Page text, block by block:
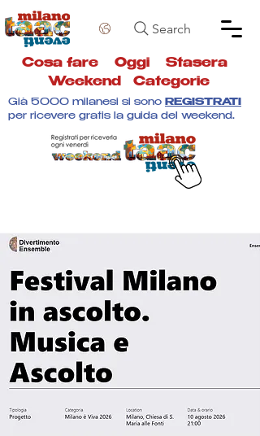
Search
Cosa fare Oggi Stasera
Weekend
Categorie
Già 5000 milanesi si sono REGISTRATI
per ricevere gratis la guida del weekend.